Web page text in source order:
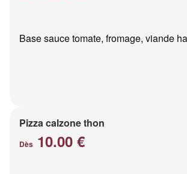
Base sauce tomate, fromage, viande
Pizza calzone thon
Dès 10.00 €